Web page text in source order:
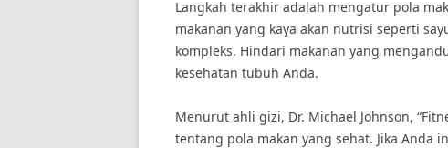
Langkah terakhir adalah mengatur pola
makanan yang kaya akan nutrisi seperti
kompleks. Hindari makanan yang
kesehatan tubuh Anda.
Menurut ahli gizi, Dr. Michael Johnson,
tentang pola makan yang sehat. Jika Anda